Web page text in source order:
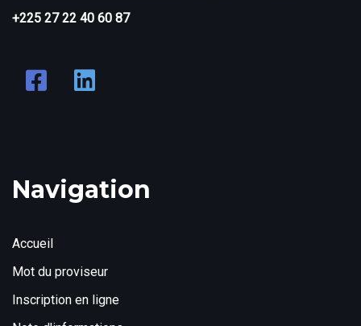
+225 27 22 40 60 87
Navigation
Accueil
Mot du proviseur
Inscription en ligne